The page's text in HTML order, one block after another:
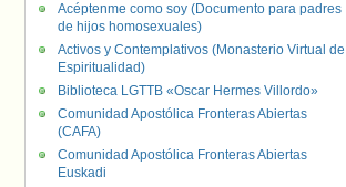
Acéptenme como soy (Documento para padres
de hijos homosexuales)
Activos y Contemplativos (Monasterio Virtual de
Espiritualidad)
Biblioteca LGTTB «Oscar Hermes Villordo»
Comunidad Apostólica Fronteras Abiertas
(CAFA)
Comunidad Apostólica Fronteras Abiertas
Euskadi